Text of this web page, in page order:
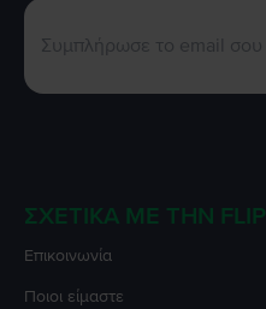
ΣΧΕΤΙΚΆ ΜΕ ΤΗΝ FLIP
Επικοινωνία
Ποιοι είμαστε